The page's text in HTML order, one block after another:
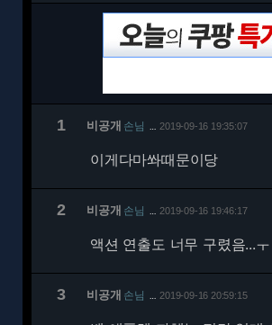
1 비공개 손님 2019-09-16 19:35:07
이게다마쏴때문이당
2 비공개 손님 2019-09-16 19:46:17
액션 연출도 너무 구렸음...ㅜ
3 비공개 손님 2019-09-16 20:59:15